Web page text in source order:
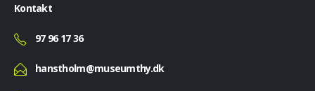
Kontakt
97 96 17 36
hanstholm@museumthy.dk